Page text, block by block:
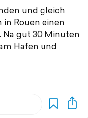
und gleich
in Rouen einen
gut 30 Minuten
Hafen und